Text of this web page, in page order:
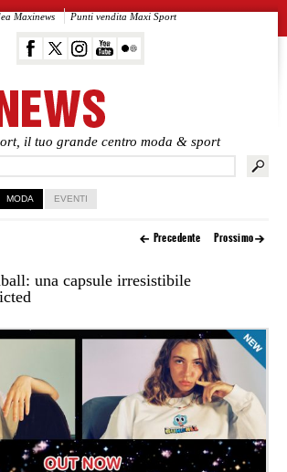
il tuo grande centro moda & sport
Maxinews Punti vendita Maxi Sport
principale
secondario
MODA EVENTI
Precedente Prossimo
una capsule irresistibile